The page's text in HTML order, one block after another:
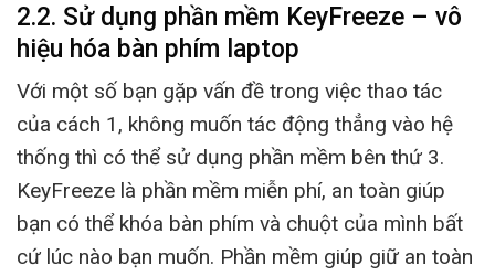
2.2. Sử dụng phần mềm KeyFreeze – vô
hiệu hóa bàn phím laptop
Với một số bạn gặp vấn đề trong việc thao tác
của cách 1, không muốn tác động thẳng vào hệ
thống thì có thể sử dụng phần mềm bên thứ 3.
KeyFreeze là phần mềm miễn phí, an toàn giúp
bạn có thể khóa bàn phím và chuột của mình bất
cứ lúc nào bạn muốn. Phần mềm giúp giữ an toàn